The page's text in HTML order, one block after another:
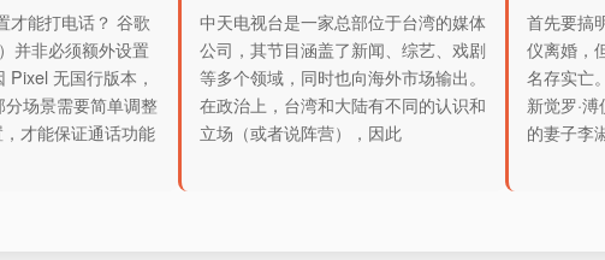
才能打电话？ 谷歌
并非必须额外设置
Pixel 无国行版本，
场景需要简单调整
才能保证通话功能
中天电视台是一家总部位于台湾的媒体
公司，其节目涵盖了新闻、综艺、戏剧
等多个领域，同时也向海外市场输出。
在政治上，台湾和大陆有不同的认识和
立场（或者说阵营），因此
首先要搞
仪离婚，
名存实亡
新觉罗·
的妻子李